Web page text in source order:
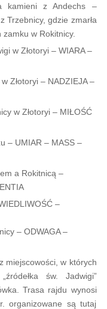
kamieni z Andechs –
Trzebnicy, gdzie zmarła
w Rokitnicy.
w Złotoryi – WIARA –
Złotoryi – NADZIEJA –
w Złotoryi – MIŁOŚĆ
– UMIAR – MASS –
a Rokitnicą –
–
– ODWAGA –
miejscowości, w których
św. Jadwigi”
Trasa rajdu wynosi
organizowane są tutaj